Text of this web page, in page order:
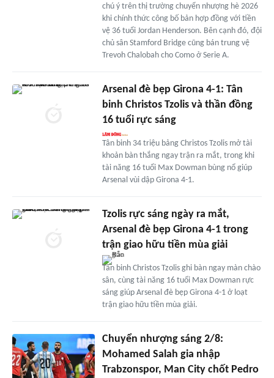
chú ý trên thị trường chuyển nhượng hè 2026
khi chính thức công bố bản hợp đồng với tiền
vệ 36 tuổi Jordan Henderson. Bên cạnh đó, đội
chủ sân Stamford Bridge cũng bán trung vệ
Trevoh Chalobah cho Como ở Serie A.
Arsenal đè bẹp Girona 4-1: Tân
binh Christos Tzolis và thần đồng
16 tuổi rực sáng
Tân binh 34 triệu bảng Christos Tzolis mở tài
khoản bàn thắng ngay trận ra mắt, trong khi
tài năng 16 tuổi Max Dowman bùng nổ giúp
Arsenal vùi dập Girona 4-1.
Tzolis rực sáng ngày ra mắt,
Arsenal đè bẹp Girona 4-1 trong
trận giao hữu tiền mùa giải
Tân binh Christos Tzolis ghi bàn ngay màn chào
sân, cùng tài năng 16 tuổi Max Dowman rực
sáng giúp Arsenal đè bẹp Girona 4-1 ở loạt
trận giao hữu tiền mùa giải.
Chuyển nhượng sáng 2/8:
Mohamed Salah gia nhập
Trabzonspor, Man City chốt Pedro